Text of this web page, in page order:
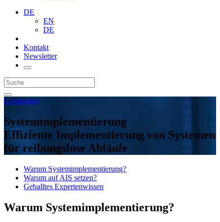
DE
EN
DE
Kontakt
Newsletter
Leistungen
Systemimplementierung
Effiziente Implementierung von Systemen
für reibungslose Abläufe
Warum Systemimplementierung?
Warum auf AIS setzen?
Geballtes Expertenwissen
Warum Systemimplementierung?